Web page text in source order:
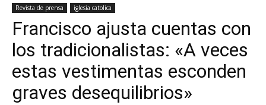
Revista de prensa iglesia catolica
Francisco ajusta cuentas con
los tradicionalistas: «A veces
estas vestimentas esconden
graves desequilibrios»